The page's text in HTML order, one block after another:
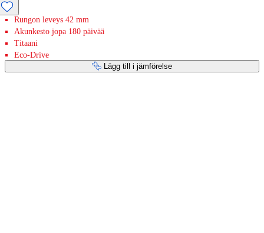
Rungon leveys 42 mm
Akunkesto jopa 180 päivää
Titaani
Eco-Drive
Lägg till i jämförelse